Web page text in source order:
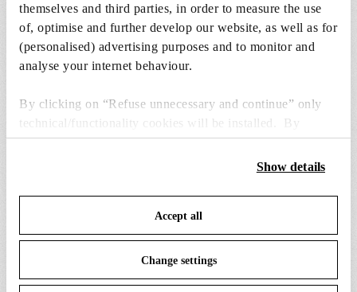
themselves and third parties, in order to measure the use
of, optimise and further develop our website, as well as for
(personalised) advertising purposes and to monitor and
analyse your internet behaviour.
By clicking on “Refuse unnecessary and continue” only
technical/functionality cookies will be installed. By
clicking on “Accept all” you consent to the use of all the
cookies. By clicking on “Change settings” you can accept
save your choices. You can modify your options anytime.
To know more refer to ourCookie Policy
Show details
Accept all
Change settings
1 x LED BiPin Lamp G9 3,2W 2700K Dimmable -
RF36378
€
20,00
€ 20,00
Aggiungi al carrello
RICAMBI E ACCESSORI Visualizza tutto (2)